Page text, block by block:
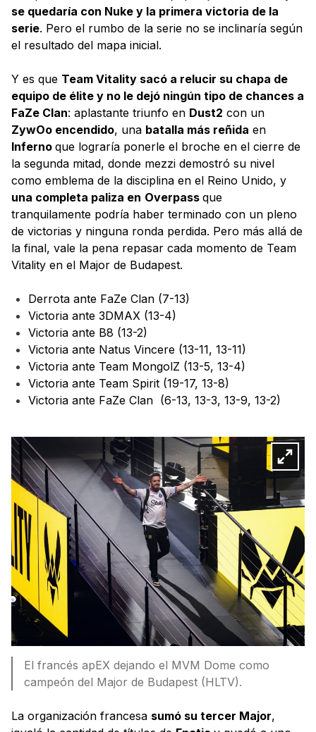
se quedaría con Nuke y la primera victoria de la
serie. Pero el rumbo de la serie no se inclinaría según
el resultado del mapa inicial.
Y es que Team Vitality sacó a relucir su chapa de
equipo de élite y no le dejó ningún tipo de chances a
FaZe Clan: aplastante triunfo en Dust2 con un
ZywOo encendido, una batalla más reñida en
Inferno que lograría ponerle el broche en el cierre de
la segunda mitad, donde mezzi demostró su nivel
como emblema de la disciplina en el Reino Unido, y
una completa paliza en Overpass que
tranquilamente podría haber terminado con un pleno
de victorias y ninguna ronda perdida. Pero más allá de
la final, vale la pena repasar cada momento de Team
Vitality en el Major de Budapest.
Derrota ante FaZe Clan (7-13)
Victoria ante 3DMAX (13-4)
Victoria ante B8 (13-2)
Victoria ante Natus Vincere (13-11, 13-11)
Victoria ante Team MongolZ (13-5, 13-4)
Victoria ante Team Spirit (19-17, 13-8)
Victoria ante FaZe Clan (6-13, 13-3, 13-9, 13-2)
El francés apEX dejando el MVM Dome como
campeón del Major de Budapest (HLTV).
La organización francesa sumó su tercer Major,